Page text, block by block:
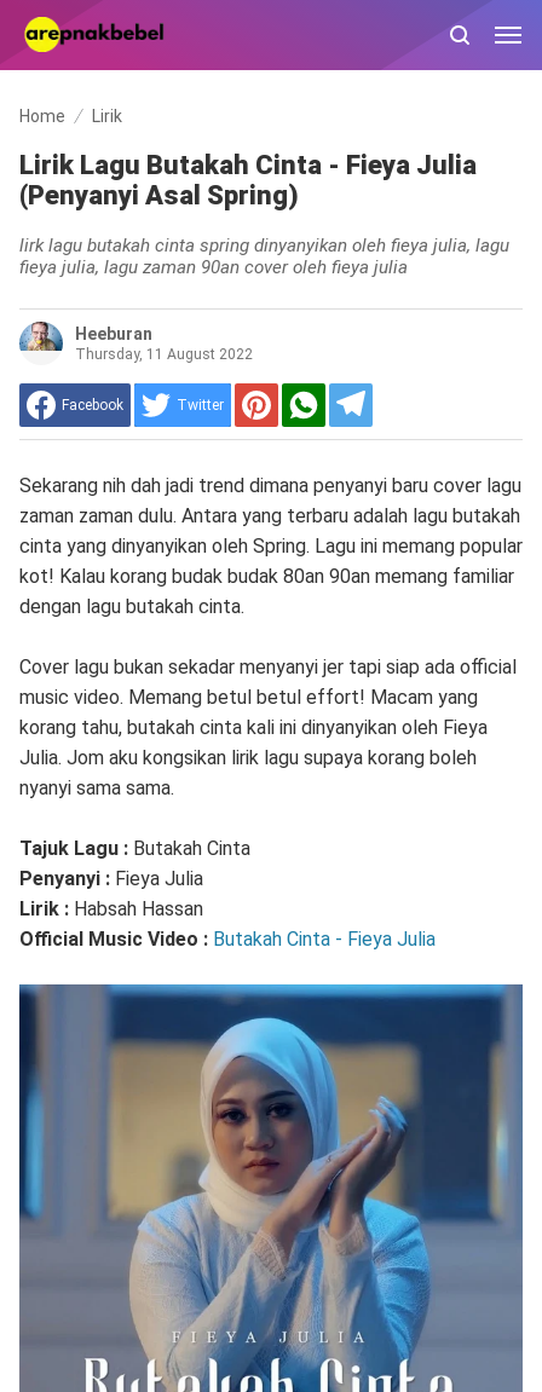
Home Lirik
Lirik Lagu Butakah Cinta - Fieya Julia
(Penyanyi Asal Spring)
lirk lagu butakah cinta spring dinyanyikan oleh fieya julia, lagu
fieya julia, lagu zaman 90an cover oleh fieya julia
Heeburan
Thursday, 11 August 2022
Facebook Twitter
Sekarang nih dah jadi trend dimana penyanyi baru cover lagu
zaman zaman dulu. Antara yang terbaru adalah lagu butakah
cinta yang dinyanyikan oleh Spring. Lagu ini memang popular
kot! Kalau korang budak budak 80an 90an memang familiar
dengan lagu butakah cinta.
Cover lagu bukan sekadar menyanyi jer tapi siap ada official
music video. Memang betul betul effort! Macam yang
korang tahu, butakah cinta kali ini dinyanyikan oleh Fieya
Julia. Jom aku kongsikan lirik lagu supaya korang boleh
nyanyi sama sama.
Tajuk Lagu :Butakah Cinta
Penyanyi : Fieya Julia
Lirik :Habsah Hassan
Official Music Video : Butakah Cinta - Fieya Julia